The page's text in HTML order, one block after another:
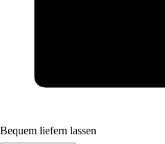
Bequem liefern lassen